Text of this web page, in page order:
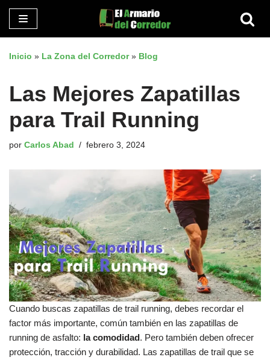
Saltar
contenido
Inicio » La Zona del Corredor» Blog
Las Mejores Zapatillas
para Trail Running
por Carlos Abad febrero 3, 2024
Cuando buscas zapatillas de trail running, debes recordar el
factor más importante, común también en las zapatillas de
running de asfalto: la comodidad. Pero también deben ofrecer
protección, tracción y durabilidad. Las zapatillas de trail que se